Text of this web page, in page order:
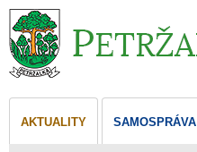
AKTUALITY SAMOSPRÁVA